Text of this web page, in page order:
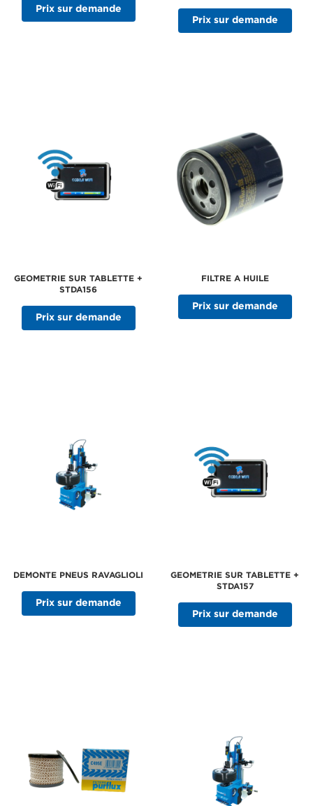
Prix sur demande
Prix sur demande
GEOMETRIE SUR TABLETTE +
STDA156
Prix sur demande
FILTRE A HUILE
Prix sur demande
DEMONTE PNEUS RAVAGLIOLI
Prix sur demande
GEOMETRIE SUR TABLETTE +
STDA157
Prix sur demande